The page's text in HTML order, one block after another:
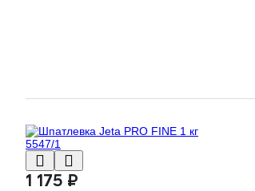
1 175 ₽